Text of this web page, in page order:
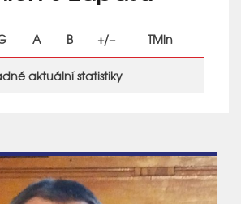
A B +/− TMin
aktuální statistiky